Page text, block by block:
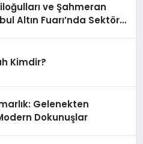
ve Şahmeran
Altın Fuarı’nda Sektöre
Kimdir?
Gelenekten
Dokunuşlar